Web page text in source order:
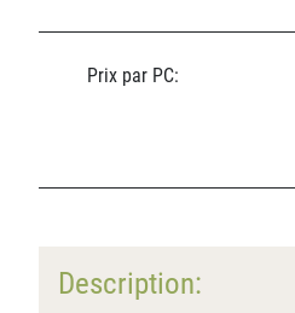
Prix par PC:
Description: